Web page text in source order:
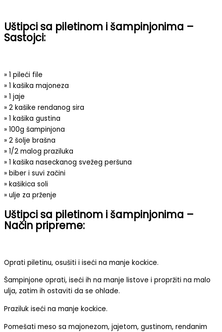
Uštipci sa piletinom i šampinjonima –
Sastojci:
» 1 pileći file
» 1 kašika majoneza
» 1 jaje
» 2 kašike rendanog sira
» 1 kašika gustina
» 100g šampinjona
» 2 šolje brašna
» 1/2 malog praziluka
» 1 kašika naseckanog svežeg peršuna
» biber i suvi začini
» kašikica soli
» ulje za prženje
Uštipci sa piletinom i šampinjonima –
Način pripreme:
Oprati piletinu, osušiti i iseći na manje kockice.
Šampinjone oprati, iseći ih na manje listove i propržiti na malo
ulja, zatim ih ostaviti da se ohlade.
Praziluk iseći na manje kockice.
Pomešati meso sa majonezom, jajetom, gustinom, rendanim